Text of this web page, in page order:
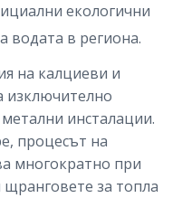
екологични
водата в региона.
на калциеви и
изключително
инсталации.
процесът на
многократно при
за топла